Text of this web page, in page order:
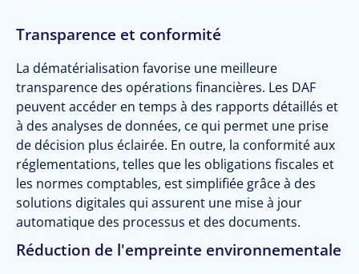
Transparence et conformité
La dématérialisation favorise une meilleure
transparence des opérations financières. Les DAF
peuvent accéder en temps à des rapports détaillés et
à des analyses de données, ce qui permet une prise
de décision plus éclairée. En outre, la conformité aux
réglementations, telles que les obligations fiscales et
les normes comptables, est simplifiée grâce à des
solutions digitales qui assurent une mise à jour
automatique des processus et des documents.
Réduction de l'empreinte environnementale